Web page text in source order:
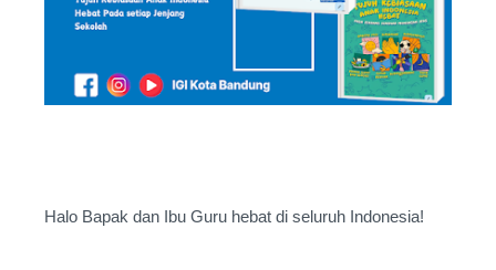
Halo Bapak dan Ibu Guru hebat di seluruh Indonesia!